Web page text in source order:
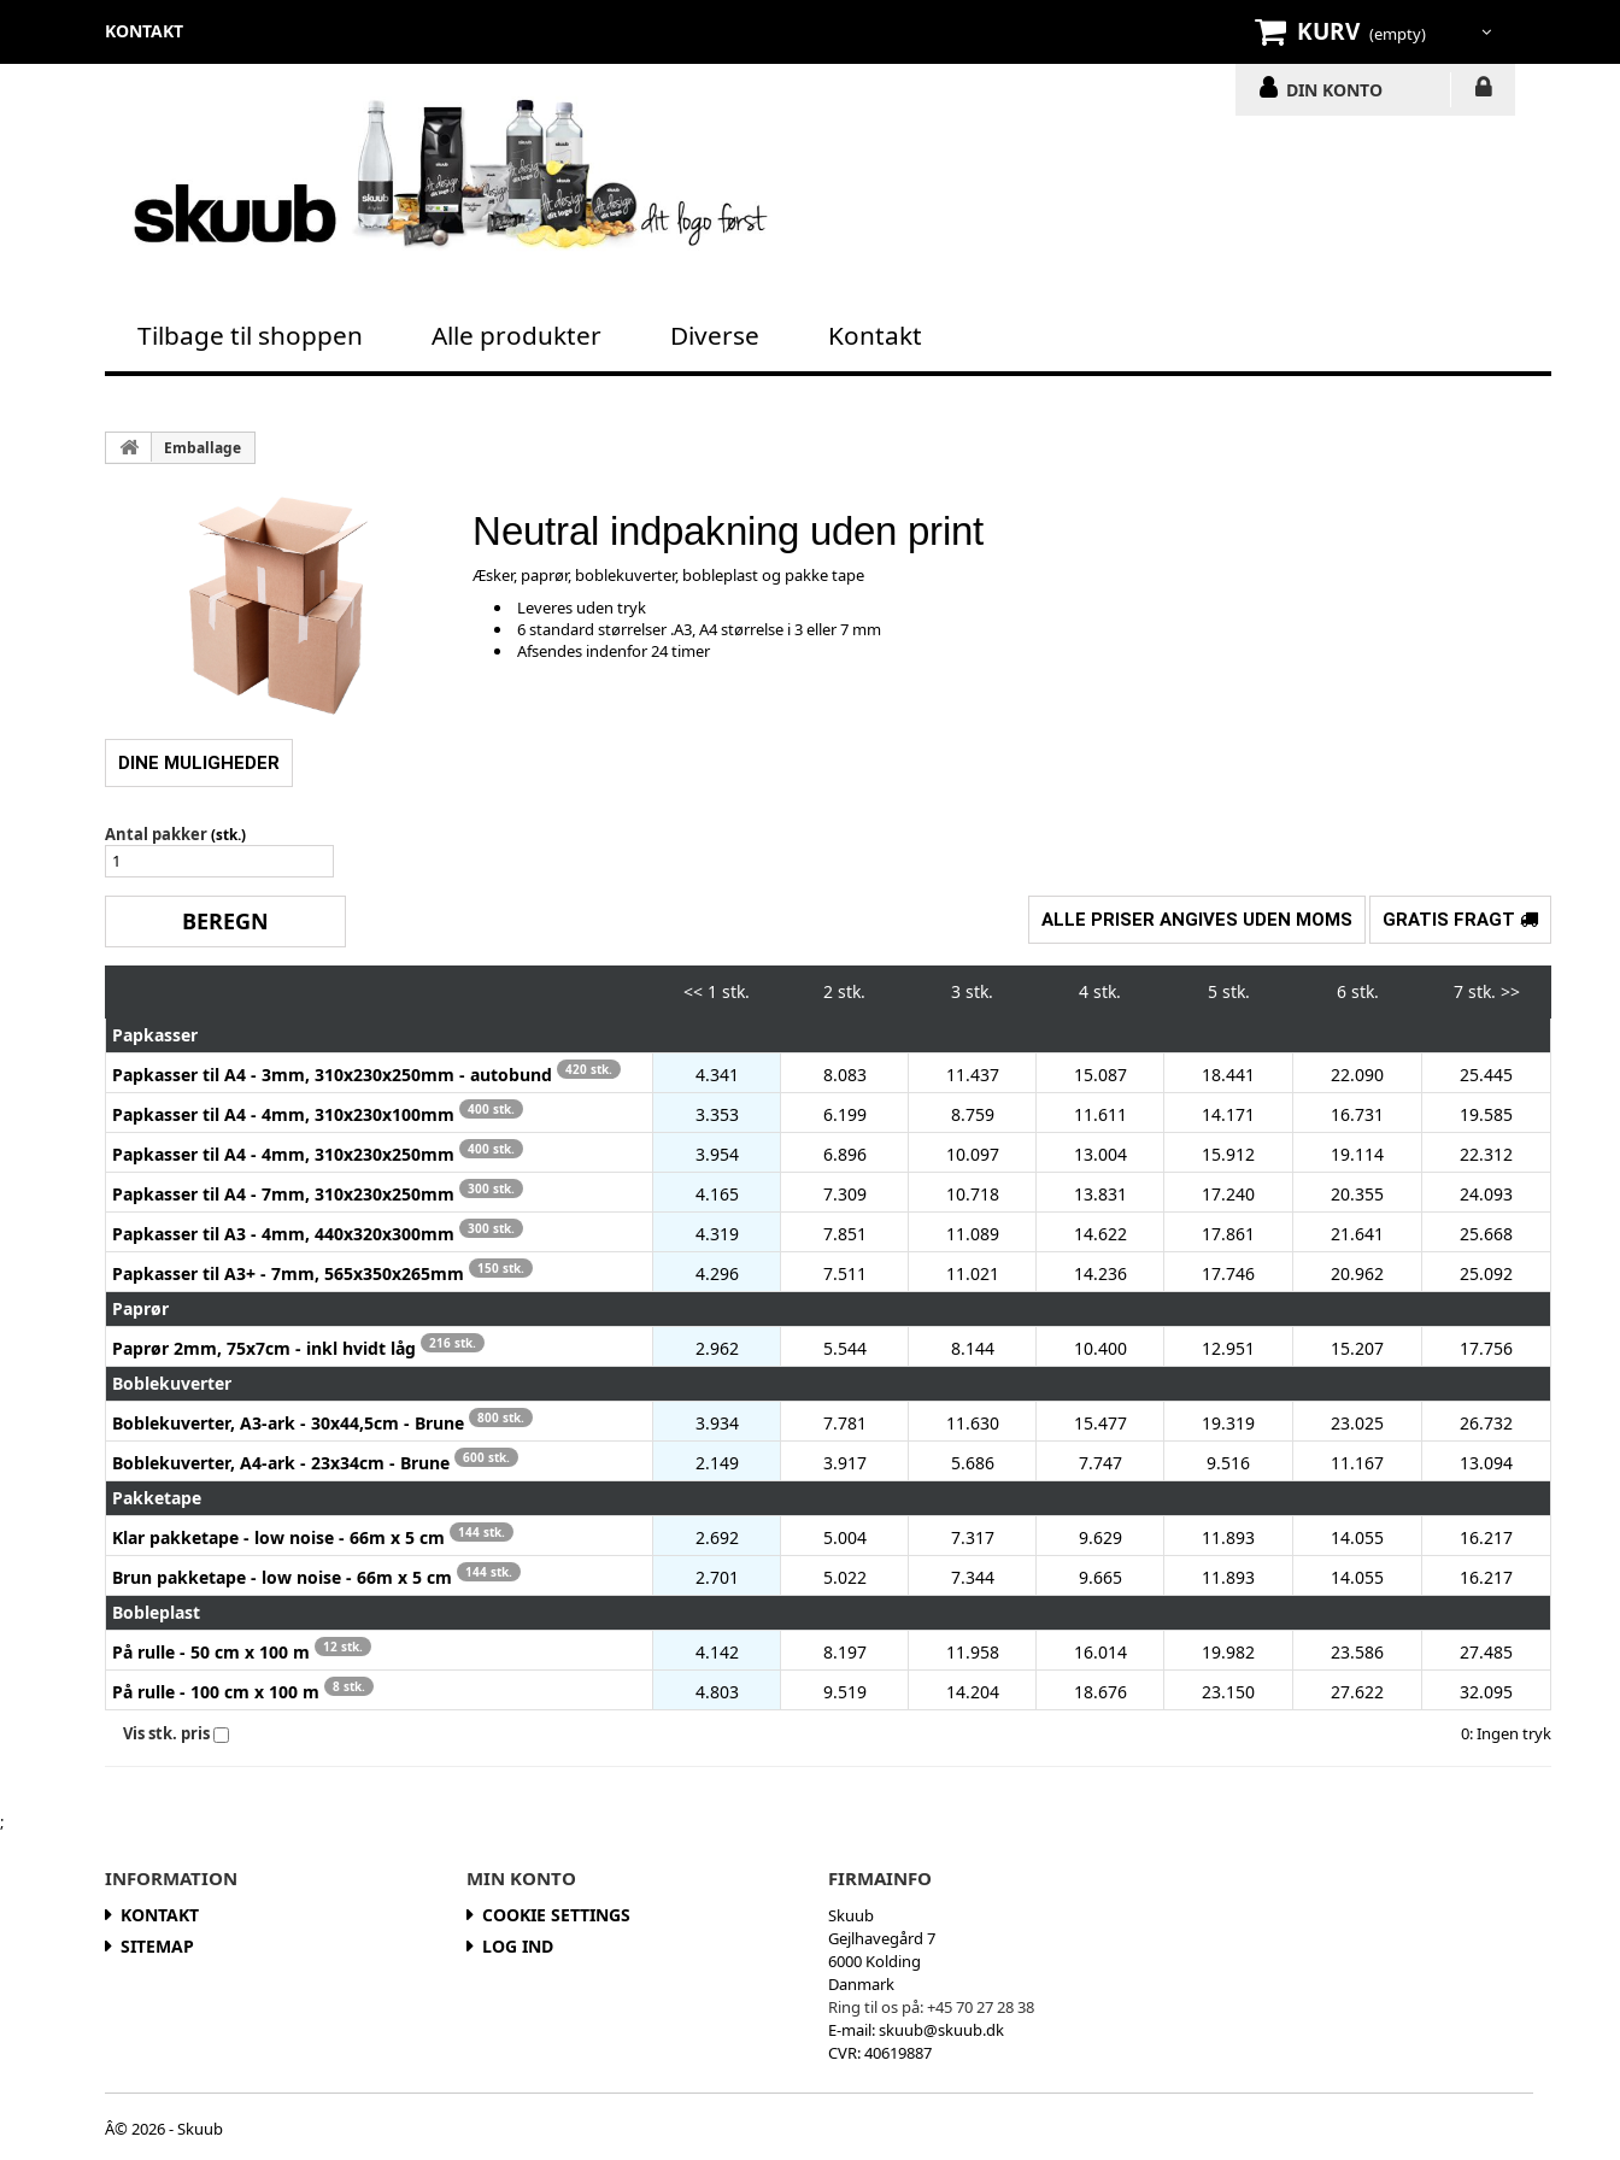
KURV (empty)
KONTAKT
DIN KONTO
Tilbage til shoppen Alle produkter Diverse Kontakt
Emballage
Neutral indpakning uden print
Æsker, paprør, boblekuverter, bobleplast og pakke tape
Leveres uden tryk
6 standard størrelser .A3, A4 størrelse i 3 eller 7 mm
Afsendes indenfor 24 timer
DINE MULIGHEDER
Antal pakker(stk.)
ALLE PRISER ANGIVES UDEN MOMS GRATIS FRAGT
<< 1 stk. 2 stk. 3 stk. 4 stk. 5 stk. 6 stk. 7 stk. >>
Papkasser
Papkasser til A4 - 3mm, 310x230x250mm - autobund
420 stk. 4.341 8.083 11.437 15.087 18.441 22.090
25.445
Papkasser til A4 - 4mm, 310x230x100mm
400 stk. 3.353 6.199 8.759 11.611 14.171 16.731
19.585
Papkasser til A4 - 4mm, 310x230x250mm
400 stk. 3.954 6.896 10.097 13.004 15.912 19.114
22.312
Papkasser til A4 - 7mm, 310x230x250mm
300 stk. 4.165 7.309 10.718 13.831 17.240 20.355
24.093
Papkasser til A3 - 4mm, 440x320x300mm
300 stk. 4.319 7.851 11.089 14.622 17.861 21.641
25.668
Papkasser til A3+ - 7mm, 565x350x265mm
150 stk. 4.296 7.511 11.021 14.236 17.746 20.962
25.092
Paprør
Paprør 2mm, 75x7cm - inkl hvidt låg
216 stk. 2.962 5.544 8.144 10.400 12.951 15.207
17.756
Boblekuverter
Boblekuverter, A3-ark - 30x44,5cm - Brune
800 stk. 3.934 7.781 11.630 15.477 19.319 23.025
26.732
Boblekuverter, A4-ark - 23x34cm - Brune
600 stk. 2.149 3.917 5.686 7.747 9.516 11.167
13.094
Pakketape
Klar pakketape - low noise - 66m x 5 cm
144 stk. 2.692 5.004 7.317 9.629 11.893 14.055
16.217
Brun pakketape - low noise - 66m x 5 cm
144 stk. 2.701 5.022 7.344 9.665 11.893 14.055
16.217
Bobleplast
På rulle - 50 cm x 100 m
12 stk. 4.142 8.197 11.958 16.014 19.982 23.586
27.485
På rulle - 100 cm x 100 m
8 stk. 4.803 9.519 14.204 18.676 23.150 27.622 32.095
Vis stk. pris 0: Ingen tryk
;
INFORMATION
KONTAKT
SITEMAP
Â© 2026 - Skuub
MIN KONTO
COOKIE SETTINGS
LOG IND
FIRMAINFO
Skuub
Gejlhavegård 7
6000 Kolding
Danmark
Ring til os på:+45 70 27 28 38
E-mail:skuub@skuub.dk
CVR: 40619887